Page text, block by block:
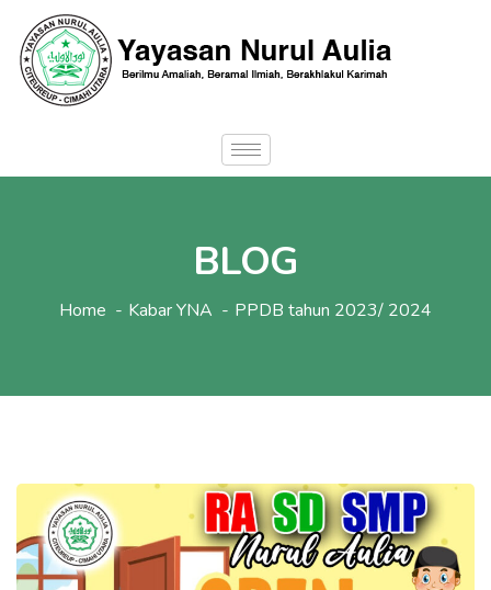
BLOG
Home Kabar YNA PPDB tahun 2023/ 2024